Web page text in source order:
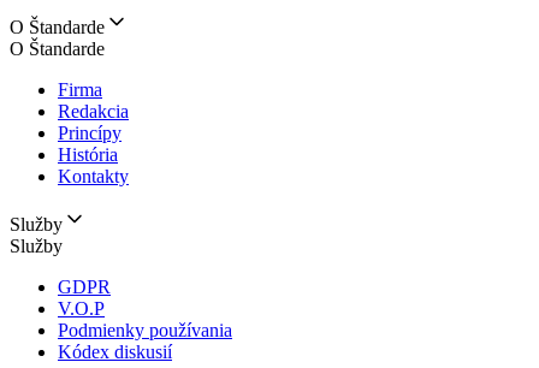
O Štandarde
O Štandarde
Firma
Redakcia
Princípy
História
Kontakty
Služby
Služby
GDPR
V.O.P
Podmienky používania
Kódex diskusií